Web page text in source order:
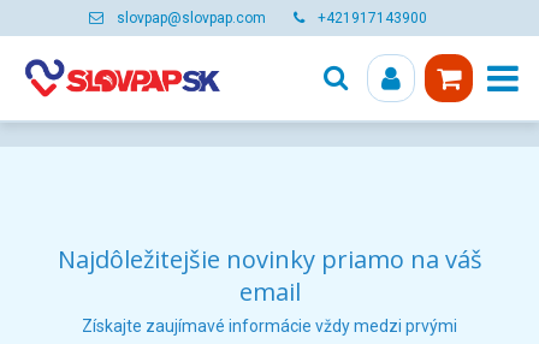
slovpap@slovpap.com +421917143900
Najdôležitejšie novinky priamo na váš
email
Získajte zaujímavé informácie vždy medzi prvými